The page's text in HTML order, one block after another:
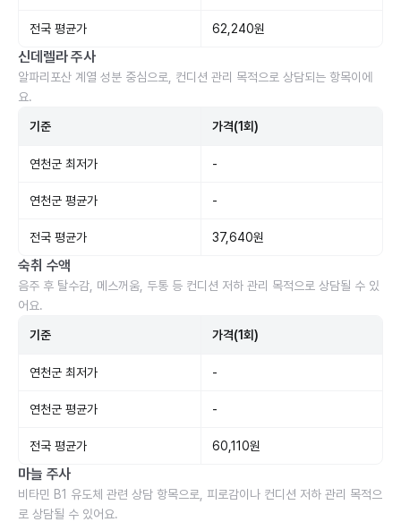
전국 평균가 62,240원
신데렐라 주사
알파리포산 계열 성분 중심으로, 컨디션 관리 목적으로 상담되는 항목이에
요.
기준 가격(1회)
연천군 최저가 -
연천군 평균가 -
전국 평균가 37,640원
숙취 수액
음주 후 탈수감, 메스꺼움, 두통 등 컨디션 저하 관리 목적으로 상담될 수 있
어요.
기준 가격(1회)
연천군 최저가 -
연천군 평균가 -
전국 평균가 60,110원
마늘 주사
비타민 B1 유도체 관련 상담 항목으로, 피로감이나 컨디션 저하 관리 목적으
로 상담될 수 있어요.